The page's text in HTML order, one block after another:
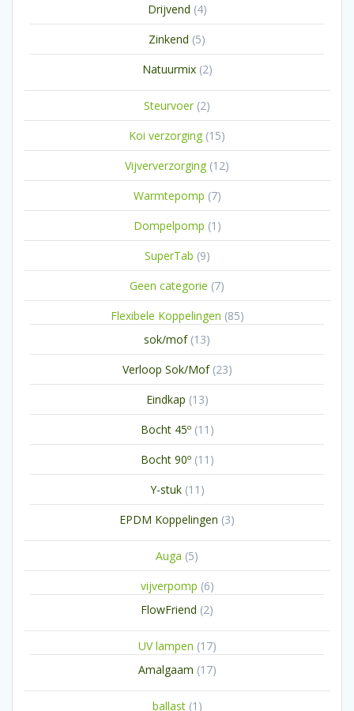
Drijvend 44
producten
Zinkend 55
producten
Natuurmix 22
Steurvoer 22
producten
Koi verzorging 1515
producten
Vijververzorging 1212
producten
Warmtepomp 77
producten
Dompelpomp 1 1
product
SuperTab 99
producten
Geen categorie 77
producten
Flexibele Koppelingen 8585
sok/mof 1313
producten
Verloop Sok/Mof 2323
producten
Eindkap 1313
producten
Bocht 45º 11 11
producten
Bocht 90º 11 11
producten
Y-stuk 11 11
producten
EPDM Koppelingen 33
Auga 55
producten
vijverpomp 66
FlowFriend 22
UV lampen 1717
Amalgaam 1717
ballast 1 1